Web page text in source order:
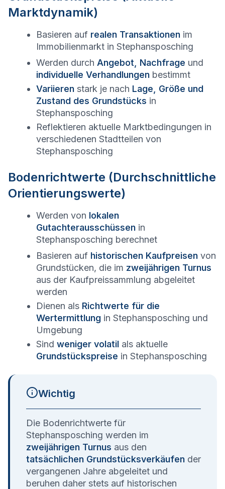
Marktdynamik)
Basieren auf realen Transaktionen im
Immobilienmarkt in Stephansposching
Werden durch Angebot, Nachfrage und
individuelle Verhandlungen bestimmt
Variieren stark je nach Lage, Größe und
Zustand des Grundstücks in
Stephansposching
Reflektieren aktuelle Marktbedingungen in
verschiedenen Stadtteilen von
Stephansposching
Bodenrichtwerte (Durchschnittliche
Orientierungswerte)
Werden von lokalen
Gutachterausschüssen in
Stephansposching berechnet
Basieren auf historischen Kaufpreisen von
Grundstücken, die im zweijährigen Turnus
aus der Kaufpreissammlung abgeleitet
werden
Dienen als Richtwerte für die
Wertermittlung in Stephansposching und
Umgebung
Sind weniger volatil als aktuelle
Grundstückspreise in Stephansposching
Wichtig
Die Bodenrichtwerte für
Stephansposching werden im
zweijährigen Turnus aus den
tatsächlichen Grundstücksverkäufen der
vergangenen Jahre abgeleitet und
beruhen daher stets auf historischen